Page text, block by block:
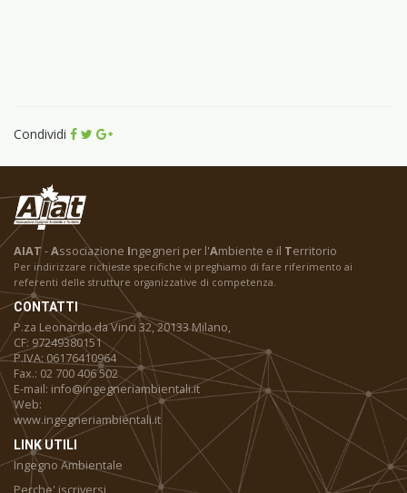
Condividi
AIAT-Associazione Ingegneri per l'Ambiente e il Territorio
Per indirizzare richieste specifiche vi preghiamo di fare riferimento ai
referenti delle strutture organizzative di competenza.
CONTATTI
P.za Leonardo da Vinci 32, 20133 Milano,
CF: 97249380151
P.IVA: 06176410964
Fax.: 02 700 406 502
E-mail: info@ingegneriambientali.it
Web:
www.ingegneriambientali.it
LINK UTILI
Ingegno Ambientale
Perche' iscriversi